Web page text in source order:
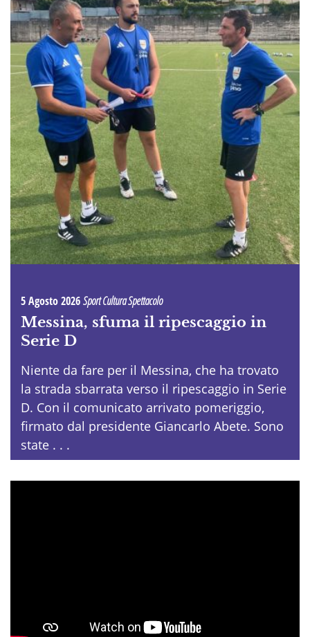
5 Agosto 2026Sport Cultura Spettacolo
Messina, sfuma il ripescaggio in
Serie D
Niente da fare per il Messina, che ha trovato
la strada sbarrata verso il ripescaggio in Serie
D. Con il comunicato arrivato pomeriggio,
firmato dal presidente Giancarlo Abete. Sono
state . . .